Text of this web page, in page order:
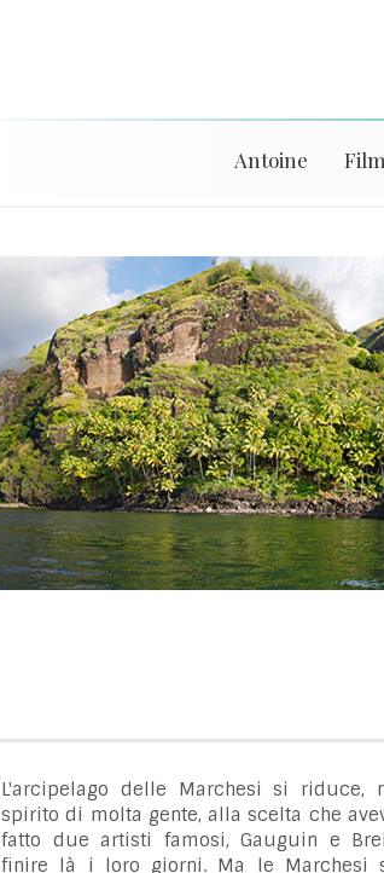
Antoine
L'arcipelago delle Marchesi si riduce,
spirito di molta gente, alla scelta che
fatto due artisti famosi, Gauguin e
finire là i loro giorni. Ma le Marchesi